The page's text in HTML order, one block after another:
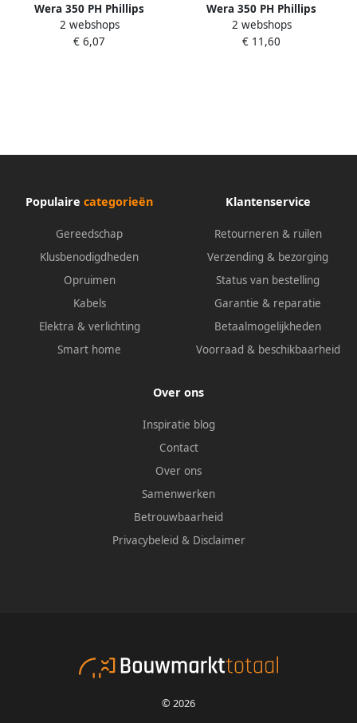
Wera 350 PH Phillips
Schroevendraaier PH 0 x 60
mm 1 stuk(s) 05008705001
2 webshops
€ 6,07
Wera 350 PH Phillips
Schroevendraaier PH 2 x 150
mm 1 stuk(s) 05008723001
2 webshops
€ 11,60
Populaire categorieën
Gereedschap
Klusbenodigdheden
Opruimen
Kabels
Elektra & verlichting
Smart home
Klantenservice
Retourneren & ruilen
Verzending & bezorging
Status van bestelling
Garantie & reparatie
Betaalmogelijkheden
Voorraad & beschikbaarheid
Over ons
Inspiratie blog
Contact
Over ons
Samenwerken
Betrouwbaarheid
Privacybeleid & Disclaimer
© 2026